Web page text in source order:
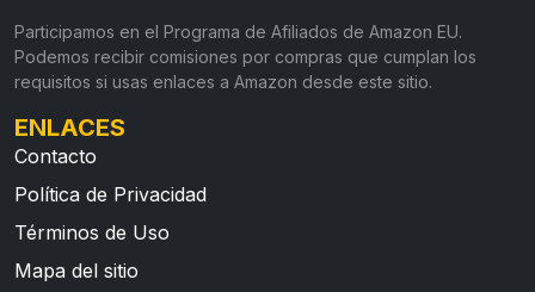
Participamos en el Programa de Afiliados de Amazon EU.
Podemos recibir comisiones por compras que cumplan los
requisitos si usas enlaces a Amazon desde este sitio.
ENLACES
Contacto
Política de Privacidad
Términos de Uso
Mapa del sitio